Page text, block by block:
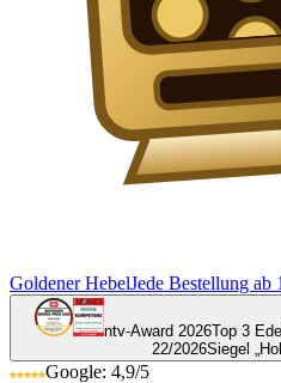
Goldener HebelJede Bestellung ab
ntv-Award 2026Top 3
22/2026Siegel
Google: 4,9/5